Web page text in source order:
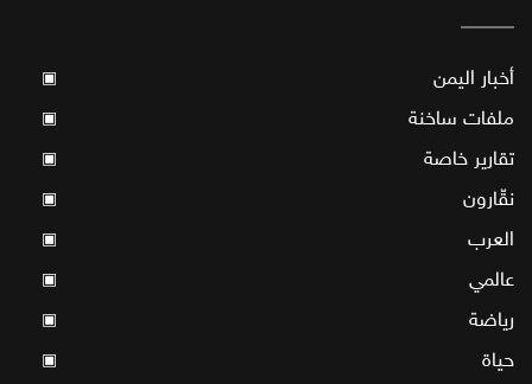
أخبار اليمن ▣
ملفات ساخنة ▣
تقارير خاصة ▣
نقّارون ▣
العرب ▣
عالمي ▣
رياضة ▣
حياة ▣